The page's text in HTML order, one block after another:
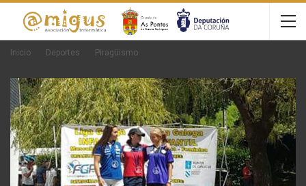
Inicio Deportes Piragüismo